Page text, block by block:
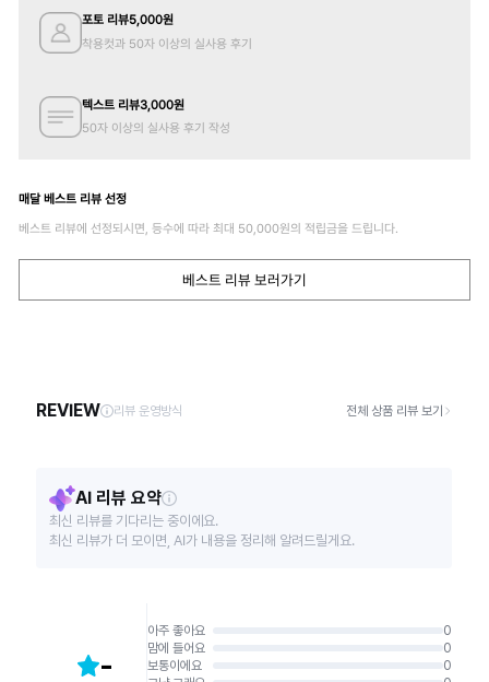
포토 리뷰5,000원
착용컷과 50자 이상의 실사용 후기
텍스트 리뷰3,000원
50자 이상의 실사용 후기 작성
매달 베스트 리뷰 선정
베스트 리뷰에 선정되시면, 등수에 따라 최대 50,000원의 적립금을 드립니다.
베스트 리뷰 보러가기